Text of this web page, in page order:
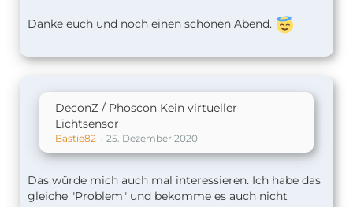
Danke euch und noch einen schönen Abend.
DeconZ / Phoscon Kein virtueller
Lichtsensor
Bastie82 25. Dezember 2020
Das würde mich auch mal interessieren. Ich habe das
gleiche "Problem" und bekomme es auch nicht